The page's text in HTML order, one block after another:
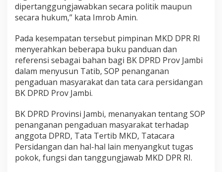
dipertanggungjawabkan secara politik maupun
secara hukum,” kata Imrob Amin.
Pada kesempatan tersebut pimpinan MKD DPR RI
menyerahkan beberapa buku panduan dan
referensi sebagai bahan bagi BK DPRD Prov Jambi
dalam menyusun Tatib, SOP penanganan
pengaduan masyarakat dan tata cara persidangan
BK DPRD Prov Jambi.
BK DPRD Provinsi Jambi, menanyakan tentang SOP
penanganan pengaduan masyarakat terhadap
anggota DPRD, Tata Tertib MKD, Tatacara
Persidangan dan hal-hal lain menyangkut tugas
pokok, fungsi dan tanggungjawab MKD DPR RI.